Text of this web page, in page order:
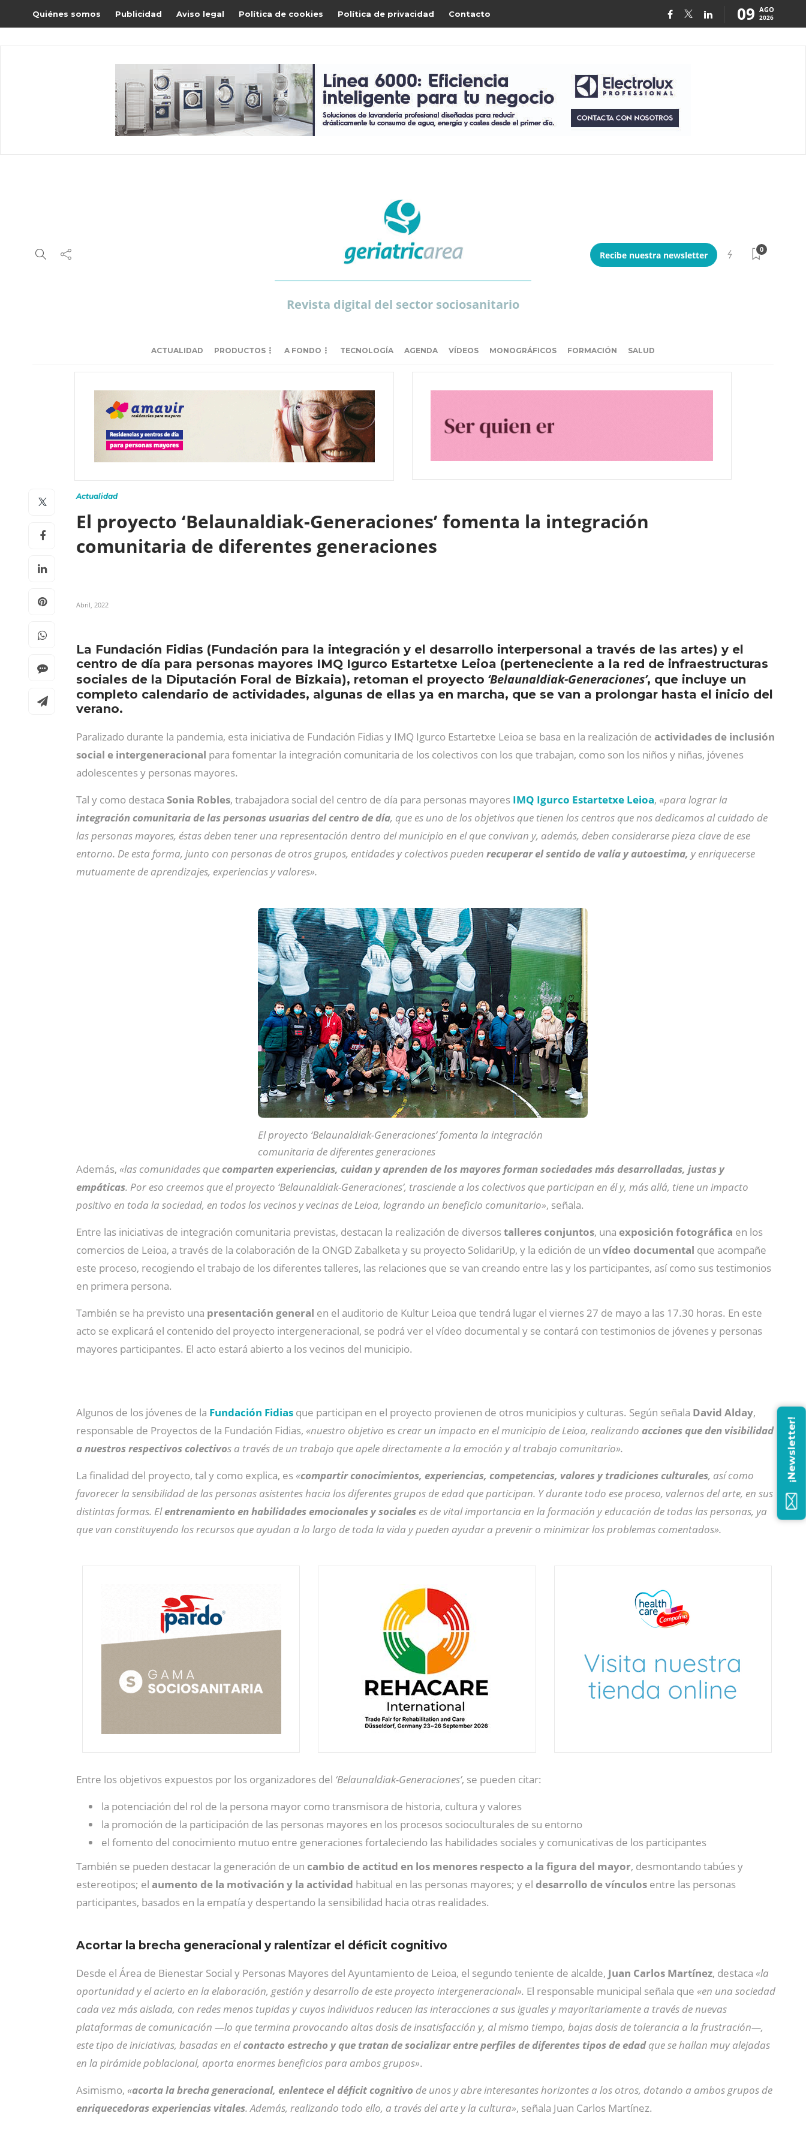
Quiénes somos Publicidad Aviso legal Política de cookies Política de privacidad Contacto 09 AGO
2026
Revista digital del sector sociosanitario
Recibe nuestra newsletter
0
ACTUALIDAD PRODUCTOS A FONDO TECNOLOGÍA AGENDA VÍDEOS MONOGRÁFICOS FORMACIÓN SALUD
Actualidad
El proyecto ‘Belaunaldiak-Generaciones’ fomenta la integración
comunitaria de diferentes generaciones
Abril, 2022
La Fundación Fidias (Fundación para la integración y el desarrollo interpersonal a través de las artes) y el
centro de día para personas mayores IMQ Igurco Estartetxe Leioa (perteneciente a la red de infraestructuras
sociales de la Diputación Foral de Bizkaia), retoman el proyecto ‘Belaunaldiak-Generaciones’, que incluye un
completo calendario de actividades, algunas de ellas ya en marcha, que se van a prolongar hasta el inicio del
verano.
Paralizado durante la pandemia, esta iniciativa de Fundación Fidias y IMQ Igurco Estartetxe Leioa se basa en la realización de actividades de inclusión
social e intergeneracional para fomentar la integración comunitaria de los colectivos con los que trabajan, como son los niños y niñas, jóvenes
adolescentes y personas mayores.
Tal y como destaca Sonia Robles, trabajadora social del centro de día para personas mayores IMQ Igurco Estartetxe Leioa, «para lograr la
integración comunitaria de las personas usuarias del centro de día, que es uno de los objetivos que tienen los centros que nos dedicamos al cuidado de
las personas mayores, éstas deben tener una representación dentro del municipio en el que convivan y, además, deben considerarse pieza clave de ese
entorno. De esta forma, junto con personas de otros grupos, entidades y colectivos pueden recuperar el sentido de valía y autoestima, y enriquecerse
mutuamente de aprendizajes, experiencias y valores».
El proyecto ‘Belaunaldiak-Generaciones’ fomenta la integración
comunitaria de diferentes generaciones
Además, «las comunidades quecomparten experiencias, cuidan y aprenden de los mayores forman sociedades más desarrolladas, justas y
empáticas. Por eso creemos que el proyecto ‘Belaunaldiak-Generaciones’, trasciende a los colectivos que participan en él y, más allá, tiene un impacto
positivo en toda la sociedad, en todos los vecinos y vecinas de Leioa, logrando un beneficio comunitario», señala.
Entre las iniciativas de integración comunitaria previstas, destacan la realización de diversostalleres conjuntos, una exposición fotográfica en los
comercios de Leioa, a través de la colaboración de la ONGD Zabalketa y su proyecto SolidariUp, y la edición de un vídeo documental que acompañe
este proceso, recogiendo el trabajo de los diferentes talleres, las relaciones que se van creando entre las y los participantes, así como sus testimonios
en primera persona.
También se ha previsto una presentación general en el auditorio de Kultur Leioa que tendrá lugar el viernes 27 de mayo a las 17.30 horas. En este
acto se explicará el contenido del proyecto intergeneracional, se podrá ver el vídeo documental y se contará con testimonios de jóvenes y personas
mayores participantes. El acto estará abierto a los vecinos del municipio.
Algunos de los jóvenes de la Fundación Fidias que participan en el proyecto provienen de otros municipios y culturas. Según señala David Alday,
responsable de Proyectos de la Fundación Fidias, «nuestro objetivo es crear un impacto en el municipio de Leioa, realizando acciones que den visibilidad
a nuestros respectivos colectivos a través de un trabajo que apele directamente a la emoción y al trabajo comunitario».
La finalidad del proyecto, tal y como explica, es «compartir conocimientos, experiencias, competencias, valores y tradiciones culturales, así como
favorecer la sensibilidad de las personas asistentes hacia los diferentes grupos de edad que participan. Y durante todo ese proceso, valernos del arte, en sus
distintas formas. Elentrenamiento en habilidades emocionales y sociales es de vital importancia en la formación y educación de todas las personas, ya
que van constituyendo los recursos que ayudan a lo largo de toda la vida y pueden ayudar a prevenir o minimizar los problemas comentados».
Entre los objetivos expuestos por los organizadores del ‘Belaunaldiak-Generaciones’, se pueden citar:
la potenciación del rol de la persona mayor como transmisora de historia, cultura y valores
la promoción de la participación de las personas mayores en los procesos socioculturales de su entorno
el fomento del conocimiento mutuo entre generaciones fortaleciendo las habilidades sociales y comunicativas de los participantes
También se pueden destacar la generación de un cambio de actitud en los menores respecto a la figura del mayor, desmontando tabúes y
estereotipos; el aumento de la motivación y la actividad habitual en las personas mayores; y el desarrollo de vínculos entre las personas
participantes, basados en la empatía y despertando la sensibilidad hacia otras realidades.
Acortar la brecha generacional y ralentizar el déficit cognitivo
Desde el Área de Bienestar Social y Personas Mayores del Ayuntamiento de Leioa, el segundo teniente de alcalde, Juan Carlos Martínez, destaca «la
oportunidad y el acierto en la elaboración, gestión y desarrollo de este proyecto intergeneracional». El responsable municipal señala que «en una sociedad
cada vez más aislada, con redes menos tupidas y cuyos individuos reducen las interacciones a sus iguales y mayoritariamente a través de nuevas
plataformas de comunicación —lo que termina provocando altas dosis de insatisfacción y, al mismo tiempo, bajas dosis de tolerancia a la frustración—,
este tipo de iniciativas, basadas en elcontacto estrecho y que tratan de socializar entre perfiles de diferentes tipos de edadque se hallan muy alejadas
en la pirámide poblacional, aporta enormes beneficios para ambos grupos».
Asimismo, «acorta la brecha generacional, enlentece el déficit cognitivo de unos y abre interesantes horizontes a los otros, dotando a ambos grupos de
enriquecedoras experiencias vitales. Además, realizando todo ello, a través del arte y la cultura», señala Juan Carlos Martínez.
¡Newsletter!